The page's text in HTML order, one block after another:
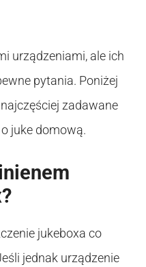
urządzeniami, ale ich
pytania. Poniżej
zadawane
juke domową.
jukeboxa co
jednak urządzenie